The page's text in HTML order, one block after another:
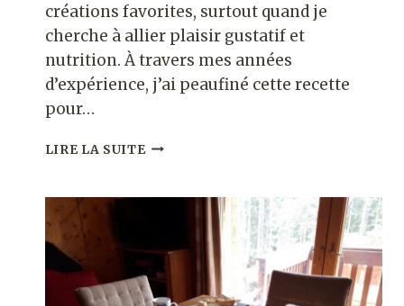
créations favorites, surtout quand je
cherche à allier plaisir gustatif et
nutrition. À travers mes années
d’expérience, j’ai peaufiné cette recette
pour…
LIRE LA SUITESMOOTHIE
:
BIENFAITS
POUR
LA
SANTÉ